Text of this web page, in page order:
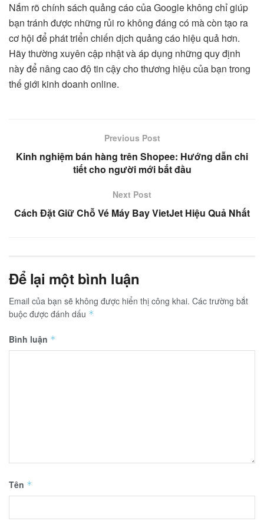
Nắm rõ chính sách quảng cáo của Google không chỉ giúp
bạn tránh được những rủi ro không đáng có mà còn tạo ra
cơ hội để phát triển chiến dịch quảng cáo hiệu quả hơn.
Hãy thường xuyên cập nhật và áp dụng những quy định
này để nâng cao độ tin cậy cho thương hiệu của bạn trong
thế giới kinh doanh online.
Previous Post
Kinh nghiệm bán hàng trên Shopee: Hướng dẫn chi
tiết cho người mới bắt đầu
Next Post
Cách Đặt Giữ Chỗ Vé Máy Bay VietJet Hiệu Quả Nhất
Để lại một bình luận
Email của bạn sẽ không được hiển thị công khai. Các trường bắt
buộc được đánh dấu *
Bình luận *
Tên *